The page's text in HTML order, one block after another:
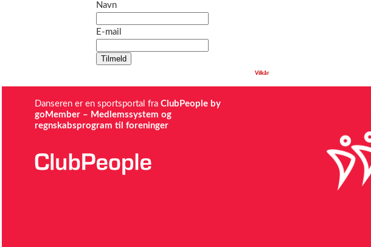
Navn
E-mail
Vilkår
Danseren er en sportsportal fra ClubPeople by
goMember – Medlemssystem og
regnskabsprogram til foreninger